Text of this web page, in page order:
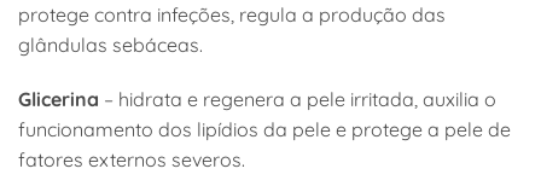
protege contra infeções, regula a produção das
glândulas sebáceas.
Glicerina – hidrata e regenera a pele irritada, auxilia o
funcionamento dos lipídios da pele e protege a pele de
fatores externos severos.